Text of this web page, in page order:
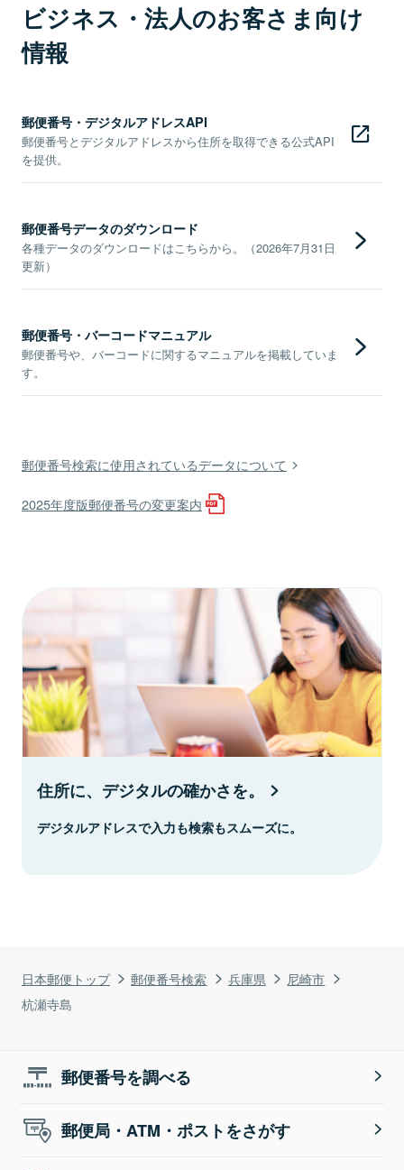
日本郵便トップ 郵便番号検索 兵庫県
尼崎市
杭瀬寺島
ビジネス・法人のお客さま向け
情報
郵便番号・デジタルアドレスAPI
郵便番号とデジタルアドレスから住所を取得できる公式API
を提供。
郵便番号データのダウンロード
各種データのダウンロードはこちらから。（2026年7月31日
更新）
郵便番号・バーコードマニュアル
郵便番号や、バーコードに関するマニュアルを掲載していま
す。
郵便番号検索に使用されているデータについて
2025年度版郵便番号の変更案内
住所に、デジタルの確かさを。
デジタルアドレスで入力も検索もスムーズに。
郵便番号を調べる
郵便局・ATM・ポストをさがす